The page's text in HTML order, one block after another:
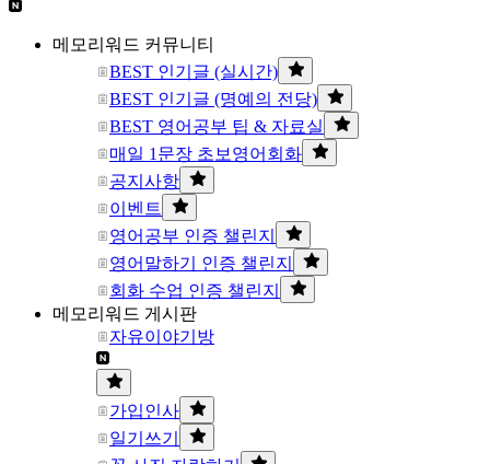
메모리워드 커뮤니티
BEST 인기글 (실시간)
BEST 인기글 (명예의 전당)
BEST 영어공부 팁 & 자료실
매일 1문장 초보영어회화
공지사항
이벤트
영어공부 인증 챌린지
영어말하기 인증 챌린지
회화 수업 인증 챌린지
메모리워드 게시판
자유이야기방
가입인사
일기쓰기